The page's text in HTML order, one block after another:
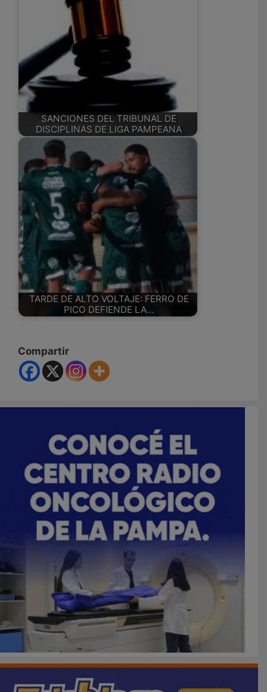
SANCIONES DEL TRIBUNAL DE
DISCIPLINAS DE LIGA PAMPEANA
TARDE DE ALTO VOLTAJE: FERRO DE
PICO DEFIENDE LA…
Compartir